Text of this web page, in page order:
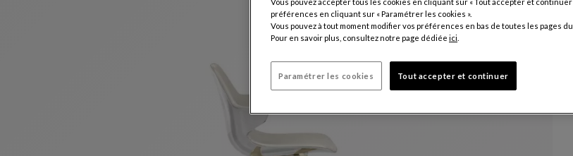
préférences en cliquant sur « Paramétrer les cookies ».
Vous pouvez à tout moment modifier vos préférences en bas de toutes les pages
Pour en savoir plus, consultez notre page dédiée ici
Paramétrer les cookies Tout accepter et continuer